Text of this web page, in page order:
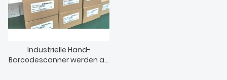
Industrielle Hand-
Barcodescanner werden an